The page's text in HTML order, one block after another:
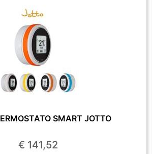
SMART JOTTO
€ 141,52